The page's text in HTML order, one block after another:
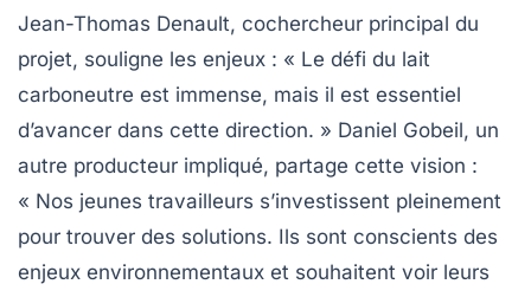
Jean-Thomas Denault, cochercheur principal du
projet, souligne les enjeux : « Le défi du lait
carboneutre est immense, mais il est essentiel
d’avancer dans cette direction. » Daniel Gobeil, un
autre producteur impliqué, partage cette vision :
« Nos jeunes travailleurs s’investissent pleinement
pour trouver des solutions. Ils sont conscients des
enjeux environnementaux et souhaitent voir leurs